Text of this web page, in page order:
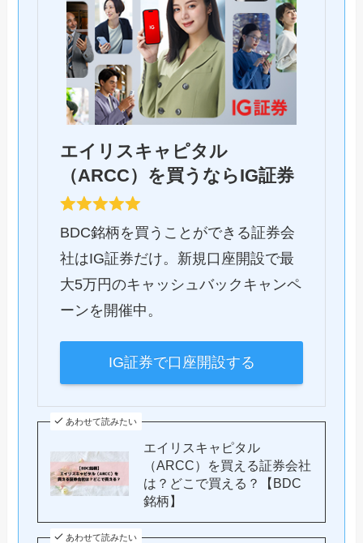
エイリスキャピタル
（ARCC）を買うならIG証券
BDC銘柄を買うことができる証券会
社はIG証券だけ。新規口座開設で最
大5万円のキャッシュバックキャンペ
ーンを開催中。
IG証券で口座開設する
あわせて読みたい
エイリスキャピタル
（ARCC）を買える証券会社
は？どこで買える？【BDC
銘柄】
あわせて読みたい